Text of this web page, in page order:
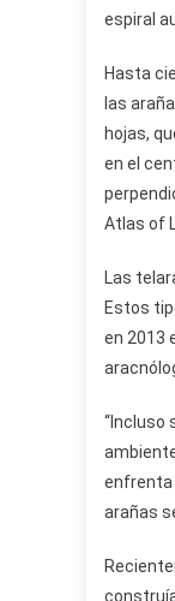
espiral
Hasta
las
hojas,
en el
Atlas of
Las
Estos
en 2013
“Incluso
enfrenta
arañas